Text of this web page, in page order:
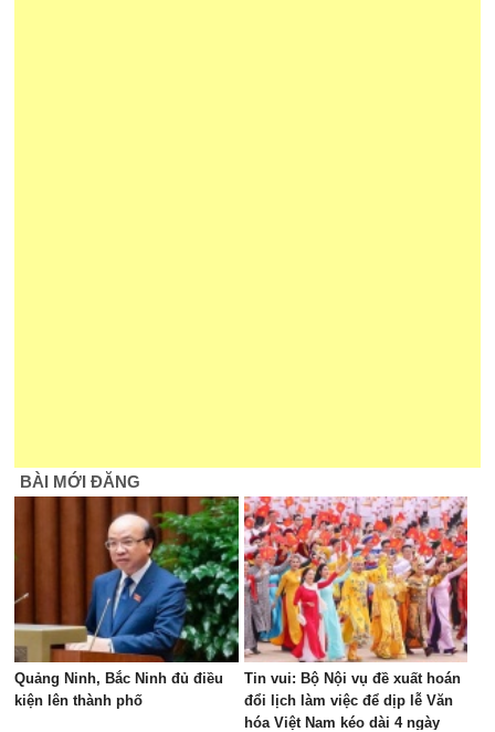
BÀI MỚI ĐĂNG
Quảng Ninh, Bắc Ninh đủ điều
kiện lên thành phố
Tin vui: Bộ Nội vụ đề xuất hoán
đổi lịch làm việc để dịp lễ Văn
hóa Việt Nam kéo dài 4 ngày